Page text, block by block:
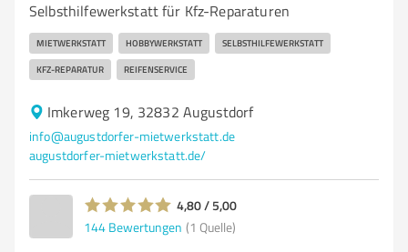
Selbsthilfewerkstatt für Kfz-Reparaturen
MIETWERKSTATT HOBBYWERKSTATT SELBSTHILFEWERKSTATT
KFZ-REPARATUR REIFENSERVICE
Imkerweg 19, 32832 Augustdorf
info@augustdorfer-mietwerkstatt.de
augustdorfer-mietwerkstatt.de/
4,80 / 5,00
144 Bewertungen (1 Quelle)